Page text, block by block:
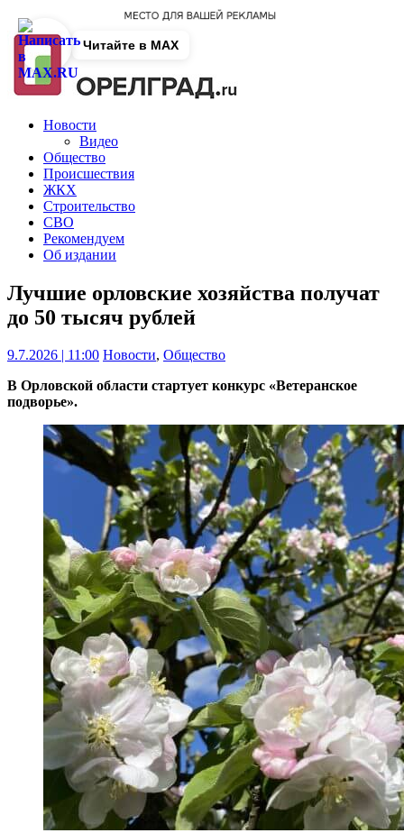
Новости
Видео
Общество
Происшествия
ЖКХ
Строительство
СВО
Рекомендуем
Об издании
Лучшие орловские хозяйства получат
до 50 тысяч рублей
9.7.2026 | 11:00 Новости, Общество
В Орловской области стартует конкурс «Ветеранское
подворье».
Читайте в MAX